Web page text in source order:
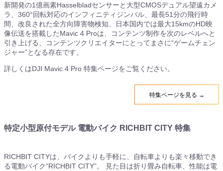
新開発の1億画素Hasselbladセンサーと大型CMOSデュアル望遠カメ
ラ、360°回転対応のインフィニティジンバル、最長51分の飛行時
間、改良された全方向障害物検知、日本国内では最大15kmのHD映
像伝送を搭載したMavic 4 Proは、コンテンツ制作を次のレベルへと
引き上げる、コンテンツクリエイターにとってまさに“ゲームチェン
ジャー”となる存在です。
詳しくはDJI Mavic 4 Pro 特集ページをご覧ください。
特集ページを見る →
特定小型原付モデル 電動バイク RICHBIT CITY 特集
RICHBIT CITYは、バイクよりも手軽に、自転車よりも楽々移動でき
る電動バイク“RICHBIT CITY”。 見た目は折り畳み自転車、性能は電